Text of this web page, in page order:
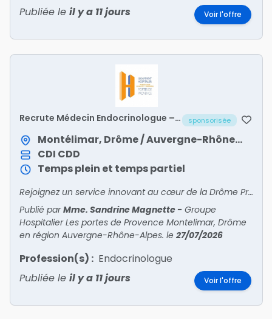
Publiée le il y a 11 jours Voir l'offre
Recrute Médecin Endocrinologue –
sponsorisée
Montélimar, Drôme / Auvergne-Rhône-Alpes
CDI CDD
Temps plein et temps partiel
Rejoignez un service innovant au cœur de la Drôme Provençale !
Publié parMme. Sandrine Magnette- Groupe
Hospitalier Les portes de Provence Montelimar, Drôme
en région Auvergne-Rhône-Alpes. le 27/07/2026
Profession(s) : Endocrinologue
Publiée le il y a 11 jours Voir l'offre